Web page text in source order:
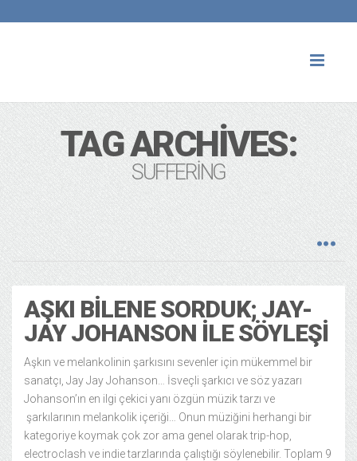
TAG ARCHIVES:
SUFFERING
AŞKI BILENE SORDUK; JAY-
JAY JOHANSON ILE SÖYLEŞI
Aşkın ve melankolinin şarkısını sevenler için mükemmel bir
sanatçı, Jay Jay Johanson… İsveçli şarkıcı ve söz yazarı
Johanson’ın en ilgi çekici yanı özgün müzik tarzı ve
şarkılarının melankolik içeriği… Onun müziğini herhangi bir
kategoriye koymak çok zor ama genel olarak trip-hop,
electroclash ve indie tarzlarında çalıştığı söylenebilir. Toplam 9